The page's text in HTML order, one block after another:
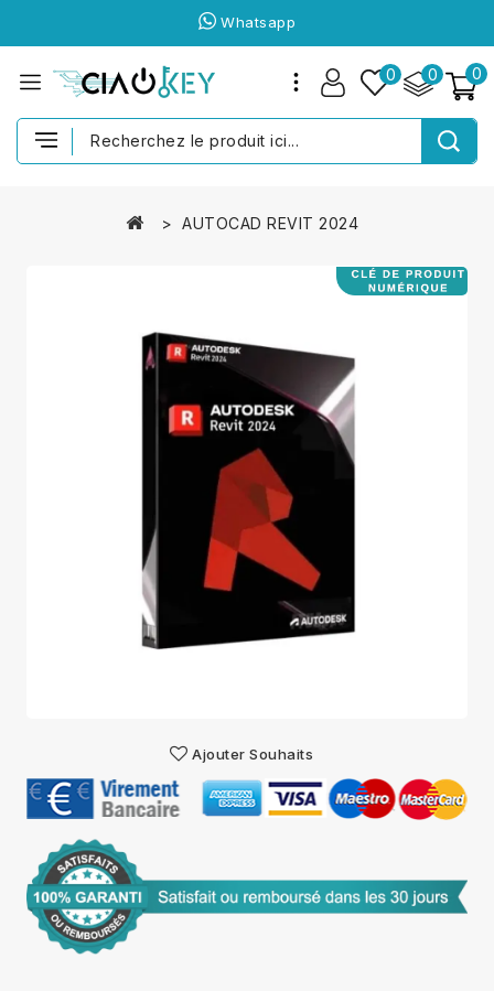
Whatsapp
0
0
0
AUTOCAD REVIT 2024
Ajouter Souhaits